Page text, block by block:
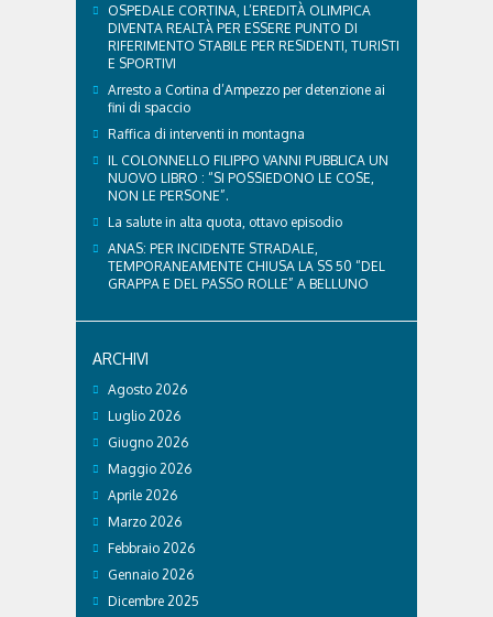
OSPEDALE CORTINA, L’EREDITÀ OLIMPICA
DIVENTA REALTÀ PER ESSERE PUNTO DI
RIFERIMENTO STABILE PER RESIDENTI, TURISTI
E SPORTIVI
Arresto a Cortina d’Ampezzo per detenzione ai
fini di spaccio
Raffica di interventi in montagna
IL COLONNELLO FILIPPO VANNI PUBBLICA UN
NUOVO LIBRO : “SI POSSIEDONO LE COSE,
NON LE PERSONE”.
La salute in alta quota, ottavo episodio
ANAS: PER INCIDENTE STRADALE,
TEMPORANEAMENTE CHIUSA LA SS 50 “DEL
GRAPPA E DEL PASSO ROLLE” A BELLUNO
ARCHIVI
Agosto 2026
Luglio 2026
Giugno 2026
Maggio 2026
Aprile 2026
Marzo 2026
Febbraio 2026
Gennaio 2026
Dicembre 2025